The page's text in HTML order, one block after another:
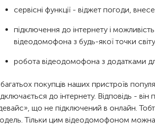
сервісні функції - віджет погоди,
підключення до інтернету і
відеодомофона з будь-якої точки
робота відеодомофона з додатками
покупців наших пристроїв
до інтернету. Відповідь -
що не підключений в онлайн.
Тільки цим відеодомофоном